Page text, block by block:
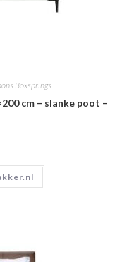
Boxsprings
cm – slanke poot –